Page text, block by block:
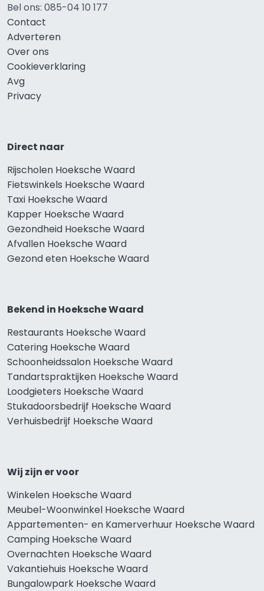
Bel ons: 085-04 10 177
Contact
Adverteren
Over ons
Cookieverklaring
Avg
Privacy
Direct naar
Rijscholen Hoeksche Waard
Fietswinkels Hoeksche Waard
Taxi Hoeksche Waard
Kapper Hoeksche Waard
Gezondheid Hoeksche Waard
Afvallen Hoeksche Waard
Gezond eten Hoeksche Waard
Bekend in Hoeksche Waard
Restaurants Hoeksche Waard
Catering Hoeksche Waard
Schoonheidssalon Hoeksche Waard
Tandartspraktijken Hoeksche Waard
Loodgieters Hoeksche Waard
Stukadoorsbedrijf Hoeksche Waard
Verhuisbedrijf Hoeksche Waard
Wij zijn er voor
Winkelen Hoeksche Waard
Meubel-Woonwinkel Hoeksche Waard
Appartementen- en Kamerverhuur Hoeksche Waard
Camping Hoeksche Waard
Overnachten Hoeksche Waard
Vakantiehuis Hoeksche Waard
Bungalowpark Hoeksche Waard